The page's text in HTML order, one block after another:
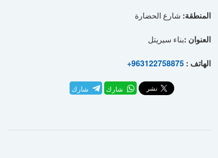
المنطقة: شارع الحضارة
العنوان :بناء سيريتل
الهاتف : +963122758875
شارك شارك